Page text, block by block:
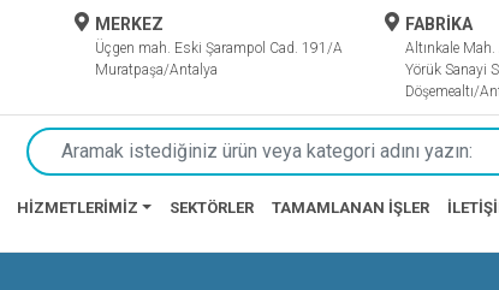
MERKEZ
Üçgen mah. Eski Şarampol Cad. 191/A
Muratpaşa/Antalya
FABRİKA
Altınkale
Yörük Sanayi
Döşemealtı/
HIZMETLERIMIZ SEKTÖRLER TAMAMLANAN İŞLER